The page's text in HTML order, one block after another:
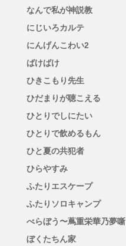
なんで私が神説教
にじいろカルテ
にんげんこわい2
ばけばけ
ひきこもり先生
ひだまりが聴こえる
ひとりでしにたい
ひとりで飲めるもん
ひと夏の共犯者
ひらやすみ
ふたりエスケープ
ふたりソロキャンプ
べらぼう〜蔦重栄華乃夢噺
ぼくたちん家